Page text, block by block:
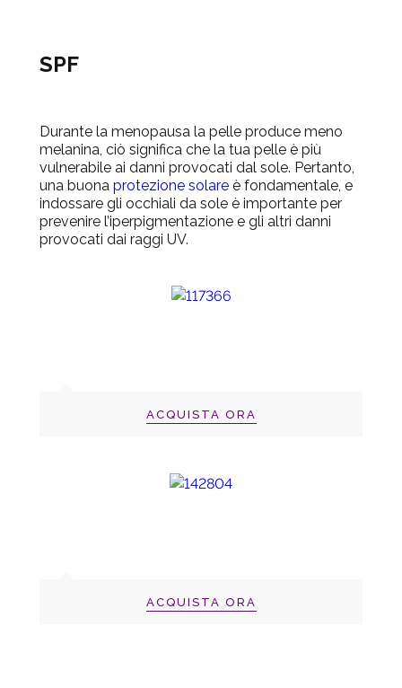
SPF
Durante la menopausa la pelle produce meno
melanina, ciò significa che la tua pelle è più
vulnerabile ai danni provocati dal sole. Pertanto,
una buona protezione solare è fondamentale, e
indossare gli occhiali da sole è importante per
prevenire l’iperpigmentazione e gli altri danni
provocati dai raggi UV.
ACQUISTA ORA
ACQUISTA ORA